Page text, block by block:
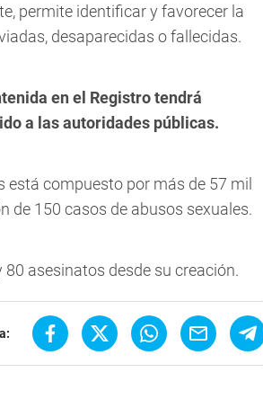
permite identificar y favorecer la
desaparecidas o fallecidas.
en el Registro tendrá
a las autoridades públicas.
está compuesto por más de 57 mil
de 150 casos de abusos sexuales.
asesinatos desde su creación.